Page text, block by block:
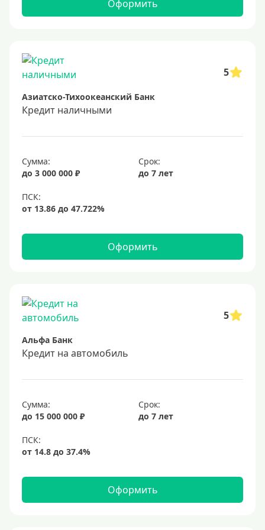
Онлайн заявка
Способы выдачи
Не выходя из дома
С доставкой на дом
Наличными
В долларах США
В евро
Заемщики
Для бюджетников и госслужащих
Иностранным гражданам
Безработным
Без стажа работы
Для самозанятых
До 75 лет
До 80 лет
Оформить
5
Азиатско-Тихоокеанский Банк
Кредит наличными
Сумма:
до 3 000 000 ₽
Срок:
до 7 лет
Оформить
5
Альфа Банк
Кредит на автомобиль
Сумма:
до 15 000 000 ₽
Срок:
до 7 лет
Оформить